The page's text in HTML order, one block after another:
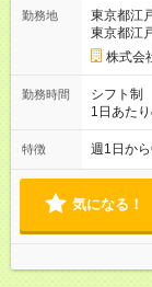
は最長で5日間です） 【試用
さ：1ヶ
す。 雇用
円 ～
間です
勤務地
東京都江
東京都江
株式会
勤務時間
シフト制
1日あた
分 Ｂ勤務
特徴 週1日か
気になる！